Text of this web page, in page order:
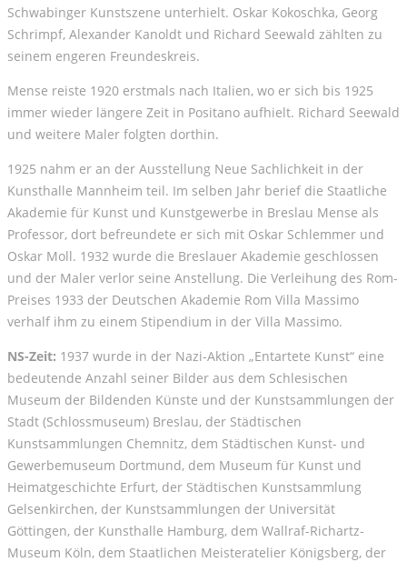
Schwabinger Kunstszene unterhielt. Oskar Kokoschka, Georg
Schrimpf, Alexander Kanoldt und Richard Seewald zählten zu
seinem engeren Freundeskreis.
Mense reiste 1920 erstmals nach Italien, wo er sich bis 1925
immer wieder längere Zeit in Positano aufhielt. Richard Seewald
und weitere Maler folgten dorthin.
1925 nahm er an der Ausstellung Neue Sachlichkeit in der
Kunsthalle Mannheim teil. Im selben Jahr berief die Staatliche
Akademie für Kunst und Kunstgewerbe in Breslau Mense als
Professor, dort befreundete er sich mit Oskar Schlemmer und
Oskar Moll. 1932 wurde die Breslauer Akademie geschlossen
und der Maler verlor seine Anstellung. Die Verleihung des Rom-
Preises 1933 der Deutschen Akademie Rom Villa Massimo
verhalf ihm zu einem Stipendium in der Villa Massimo.
NS-Zeit: 1937 wurde in der Nazi-Aktion „Entartete Kunst“ eine
bedeutende Anzahl seiner Bilder aus dem Schlesischen
Museum der Bildenden Künste und der Kunstsammlungen der
Stadt (Schlossmuseum) Breslau, der Städtischen
Kunstsammlungen Chemnitz, dem Städtischen Kunst- und
Gewerbemuseum Dortmund, dem Museum für Kunst und
Heimatgeschichte Erfurt, der Städtischen Kunstsammlung
Gelsenkirchen, der Kunstsammlungen der Universität
Göttingen, der Kunsthalle Hamburg, dem Wallraf-Richartz-
Museum Köln, dem Staatlichen Meisteratelier Königsberg, der